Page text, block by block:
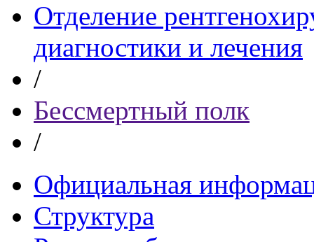
Отделение
диагностики и лечения
/
Бессмертный полк
/
Официальная
Структура